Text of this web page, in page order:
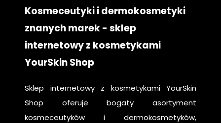
Kosmeceutyki i dermokosmetyki
znanych marek - sklep
internetowy z kosmetykami
YourSkin Shop
Sklep internetowy z kosmetykami YourSkin
Shop oferuje bogaty asortyment
kosmeceutyków i dermokosmetyków,